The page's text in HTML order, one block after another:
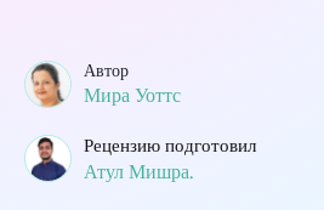
Автор
Мира Уоттс
Рецензию подготовил
Атул Мишра.